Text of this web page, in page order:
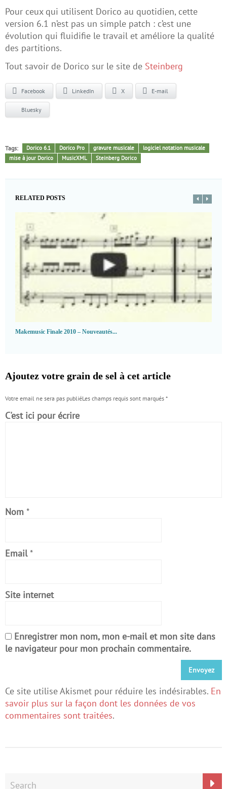
Pour ceux qui utilisent Dorico au quotidien, cette
version 6.1 n’est pas un simple patch : c’est une
évolution qui fluidifie le travail et améliore la qualité
des partitions.
Tout savoir de Dorico sur le site de Steinberg
Facebook LinkedIn X E-mail
Bluesky
Tags: Dorico 6.1 Dorico Pro gravure musicale
logiciel notation musicale
mise à jour Dorico
MusicXML Steinberg Dorico
RELATED POSTS
Makemusic Finale 2010 – Nouveautés...
Ajoutez votre grain de sel à cet article
Votre email ne sera pas publiéLes champs requis sont marqués *
C'est ici pour écrire
Nom *
Email *
Site internet
Enregistrer mon nom, mon e-mail et mon site dans
le navigateur pour mon prochain commentaire.
Ce site utilise Akismet pour réduire les indésirables. En
savoir plus sur la façon dont les données de vos
commentaires sont traitées.